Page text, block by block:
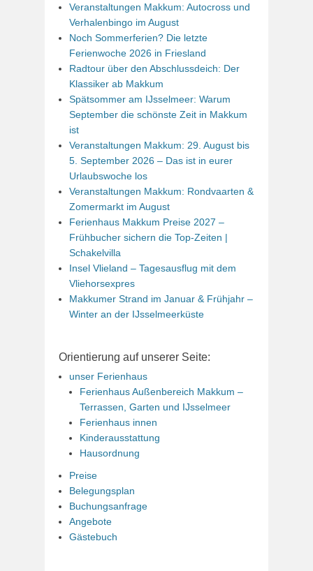
Veranstaltungen Makkum: Autocross und
Verhalenbingo im August
Noch Sommerferien? Die letzte
Ferienwoche 2026 in Friesland
Radtour über den Abschlussdeich: Der
Klassiker ab Makkum
Spätsommer am IJsselmeer: Warum
September die schönste Zeit in Makkum
ist
Veranstaltungen Makkum: 29. August bis
5. September 2026 – Das ist in eurer
Urlaubswoche los
Veranstaltungen Makkum: Rondvaarten &
Zomermarkt im August
Ferienhaus Makkum Preise 2027 –
Frühbucher sichern die Top-Zeiten |
Schakelvilla
Insel Vlieland – Tagesausflug mit dem
Vliehorsexpres
Makkumer Strand im Januar & Frühjahr –
Winter an der IJsselmeerküste
Orientierung auf unserer Seite:
unser Ferienhaus
Ferienhaus Außenbereich Makkum –
Terrassen, Garten und IJsselmeer
Ferienhaus innen
Kinderausstattung
Hausordnung
Preise
Belegungsplan
Buchungsanfrage
Angebote
Gästebuch